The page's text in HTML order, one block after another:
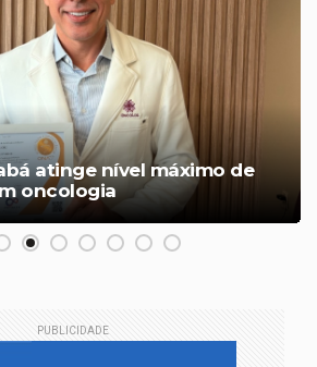
atinge nível máximo de
oncologia
PUBLICIDADE